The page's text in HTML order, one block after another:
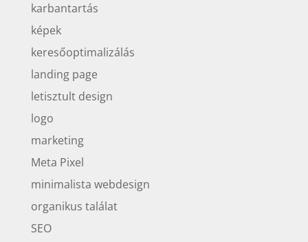
karbantartás
képek
keresőoptimalizálás
landing page
letisztult design
logo
marketing
Meta Pixel
minimalista webdesign
organikus találat
SEO